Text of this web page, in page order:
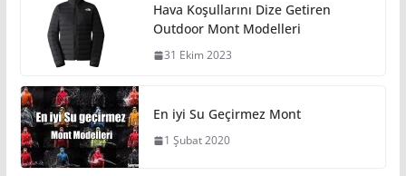
Hava Koşullarını Dize Getiren
Outdoor Mont Modelleri
31 Ekim 2023
En iyi Su Geçirmez Mont
1 Şubat 2020